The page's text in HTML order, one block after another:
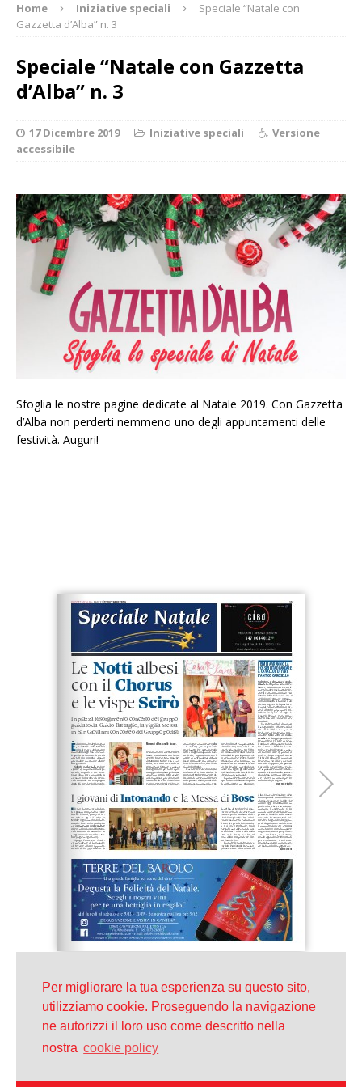
Home Iniziative speciali
Speciale “Natale con
Gazzetta d’Alba” n. 3
Speciale “Natale con Gazzetta
d’Alba” n. 3
17 Dicembre 2019 Iniziative speciali
Versione
accessibile
Sfoglia le nostre pagine dedicate al Natale 2019. Con Gazzetta
d’Alba non perderti nemmeno uno degli appuntamenti delle
festività. Auguri!